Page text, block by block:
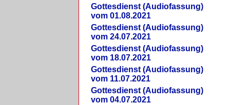
Gottesdienst (Audiofassung)
vom 01.08.2021
Gottesdienst (Audiofassung)
vom 24.07.2021
Gottesdienst (Audiofassung)
vom 18.07.2021
Gottesdienst (Audiofassung)
vom 11.07.2021
Gottesdienst (Audiofassung)
vom 04.07.2021